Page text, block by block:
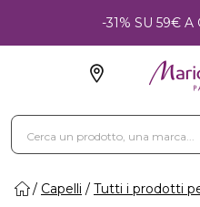
-31% SU 59€ A
Capelli Tutti i prodotti